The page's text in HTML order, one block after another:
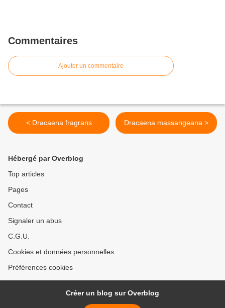
Commentaires
Ajouter un commentaire
< Dracaena fragrans Dracaena massangeana >
Hébergé par Overblog
Top articles
Pages
Contact
Signaler un abus
C.G.U.
Cookies et données personnelles
Préférences cookies
Créer un blog sur Overblog